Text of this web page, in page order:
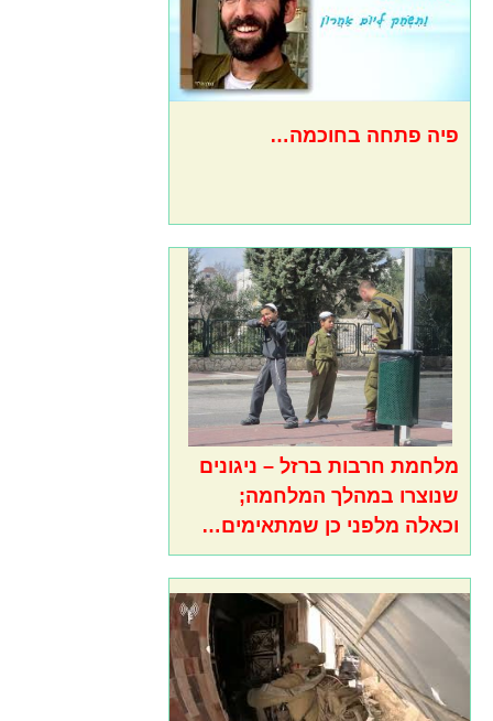
פיה פתחה בחוכמה…
מלחמת חרבות ברזל – ניגונים
שנוצרו במהלך המלחמה;
וכאלה מלפני כן שמתאימים…